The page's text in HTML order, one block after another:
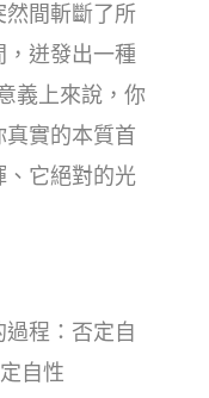
間斬斷了所
迸發出一種
義上來說，你
實的本質首
、它絕對的光
程：否定自
自性